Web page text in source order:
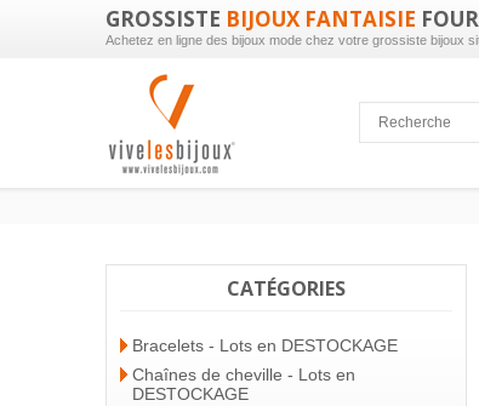
GROSSISTE BIJOUX FANTAISIE
Achetez en ligne des bijoux mode chez votre grossiste bijoux
CATÉGORIES
Bracelets - Lots en DESTOCKAGE
Chaînes de cheville - Lots en
DESTOCKAGE